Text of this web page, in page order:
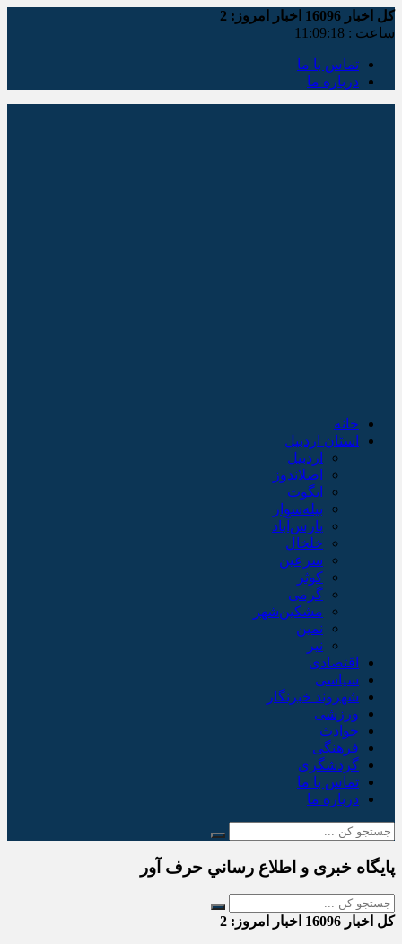
کل اخبار اخبار امروز: 2
ساعت : 11:09:18
تماس با ما
درباره ما
خانه
استان اردبیل
اردبیل
اصلاندوز
انگوت
بیله‌سوار
پارس‌آباد
خلخال
سرعین
کوثر
گرمی
مشکین‌شهر
نمین
نیر
اقتصادی
سیاسی
شهروند خبرنگار
ورزشی
حوادث
فرهنگی
گردشگری
تماس با ما
درباره ما
پایگاه خبری و اطلاع رساني حرف آور
کل اخبار اخبار امروز: 2